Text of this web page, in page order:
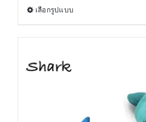
เลือกรูปแบบ